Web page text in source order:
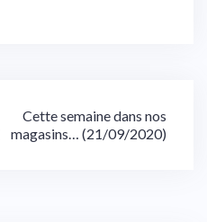
Cette semaine dans nos
magasins… (21/09/2020)